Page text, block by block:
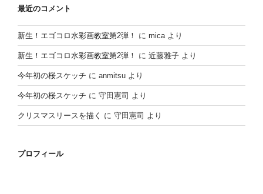
最近のコメント
新生！エゴコロ水彩画教室第2弾！ に mica より
新生！エゴコロ水彩画教室第2弾！ に 近藤雅子 より
今年初の桜スケッチ に anmitsu より
今年初の桜スケッチ に 守田憲司 より
クリスマスリースを描く に 守田憲司 より
プロフィール